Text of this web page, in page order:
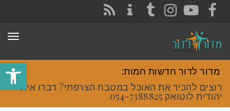
פתח
FACEBOOK
YOUTUBE
INSTAGRAM
TUMBLR
מדור לדור חדשות חמות:
רוצים להכיר את האוכל במטבח הצרפתי? דברו איתי
יהודית לוטואק 054-7388825.